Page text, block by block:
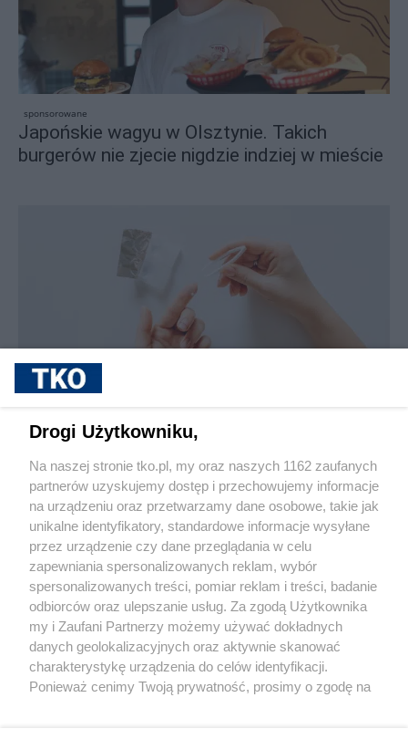
sponsorowane
Japońskie wagyu w Olsztynie. Takich
burgerów nie zjecie nigdzie indziej w mieście
Jak rozpoznać, że soczewki kontaktowe są
Pokaż więcej
Reklama Tematy Archiwum artykułów
Drogi Użytkowniku,
Na naszej stronie tko.pl, my oraz naszych 1162 zaufanych
partnerów uzyskujemy dostęp i przechowujemy informacje
na urządzeniu oraz przetwarzamy dane osobowe, takie jak
unikalne identyfikatory, standardowe informacje wysyłane
przez urządzenie czy dane przeglądania w celu
zapewniania spersonalizowanych reklam, wybór
spersonalizowanych treści, pomiar reklam i treści, badanie
odbiorców oraz ulepszanie usług. Za zgodą Użytkownika
my i Zaufani Partnerzy możemy używać dokładnych
danych geolokalizacyjnych oraz aktywnie skanować
charakterystykę urządzenia do celów identyfikacji.
Ponieważ cenimy Twoją prywatność, prosimy o zgodę na